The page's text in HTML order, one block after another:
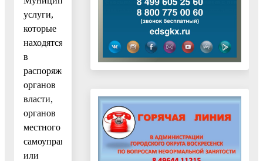
услуги,
которые
находятся
в
распоряжении
органов
власти,
органов
местного
самоуправления
или